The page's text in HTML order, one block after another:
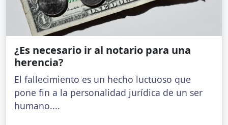
¿Es necesario ir al notario para una
herencia?
El fallecimiento es un hecho luctuoso que
pone fin a la personalidad jurídica de un ser
humano....